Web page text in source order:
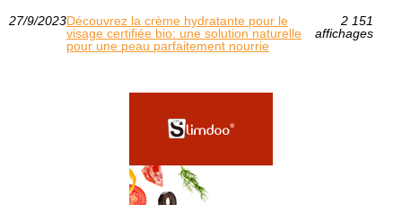
27/9/2023Découvrez la crème hydratante pour le
visage certifiée bio: une solution naturelle
pour une peau parfaitement nourrie
2 151
affichages